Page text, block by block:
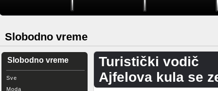
Slobodno vreme
Slobodno vreme
Sve
Moda
Turistički vodič
Ajfelova kula se